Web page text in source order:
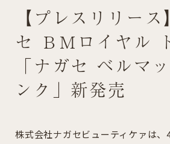
【プレスリリー
セ ＢＭロイヤル
「ナガセ ベルマ
ンク」新発売
株式会社ナガセビューティケァは、